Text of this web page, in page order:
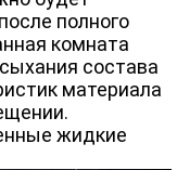
полного
комната
состава
материала
жидкие